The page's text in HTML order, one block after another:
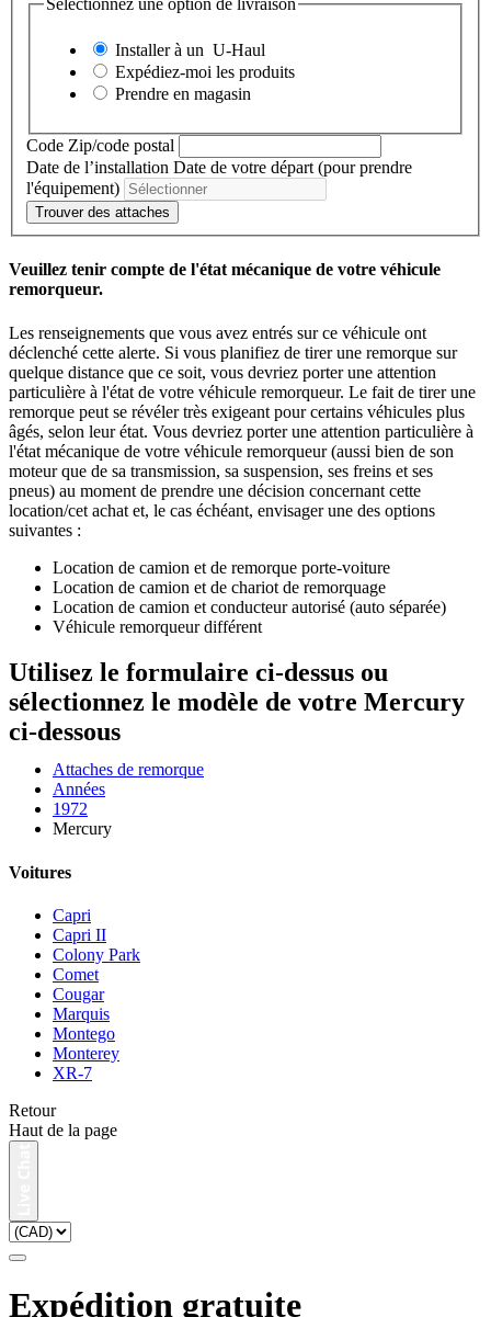
Sélectionnez une option de livraison
Installer à un U-Haul
Expédiez-moi les produits
Prendre en magasin
Code Zip/code postal
Date de l’installation Date de votre départ (pour prendre
l'équipement)
Trouver des attaches
Veuillez tenir compte de l'état mécanique de votre véhicule
remorqueur.
Les renseignements que vous avez entrés sur ce véhicule ont
déclenché cette alerte. Si vous planifiez de tirer une remorque sur
quelque distance que ce soit, vous devriez porter une attention
particulière à l'état de votre véhicule remorqueur. Le fait de tirer une
remorque peut se révéler très exigeant pour certains véhicules plus
âgés, selon leur état. Vous devriez porter une attention particulière à
l'état mécanique de votre véhicule remorqueur (aussi bien de son
moteur que de sa transmission, sa suspension, ses freins et ses
pneus) au moment de prendre une décision concernant cette
location/cet achat et, le cas échéant, envisager une des options
suivantes :
Location de camion et de remorque porte-voiture
Location de camion et de chariot de remorquage
Location de camion et conducteur autorisé (auto séparée)
Véhicule remorqueur différent
Utilisez le formulaire ci-dessus ou
sélectionnez le modèle de votre Mercury
ci-dessous
Attaches de remorque
Années
1972
Mercury
Voitures
Capri
Capri II
Colony Park
Comet
Cougar
Marquis
Montego
Monterey
XR-7
Retour
Haut de la page
Expédition gratuite